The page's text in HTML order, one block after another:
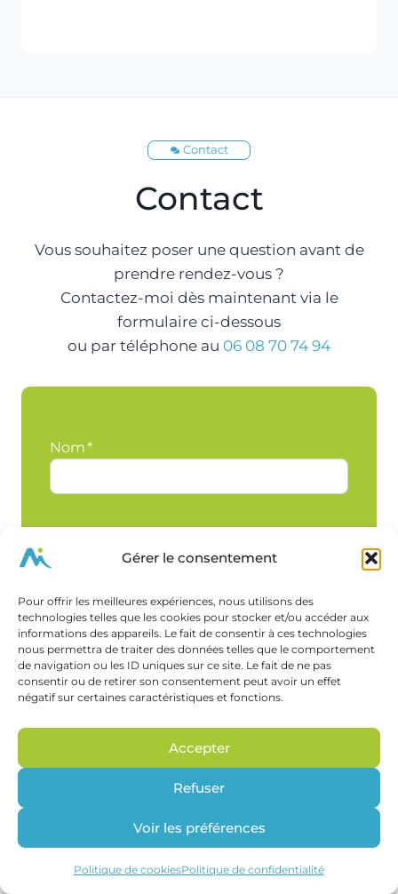
Gérer le consentement
Pour offrir les meilleures expériences, nous utilisons des
technologies telles que les cookies pour stocker et/ou accéder aux
informations des appareils. Le fait de consentir à ces technologies
nous permettra de traiter des données telles que le comportement
de navigation ou les ID uniques sur ce site. Le fait de ne pas
consentir ou de retirer son consentement peut avoir un effet
négatif sur certaines caractéristiques et fonctions.
Accepter
Refuser
Voir les préférences
Politique de cookiesPolitique de confidentialité
Contact
Contact
Vous souhaitez poser une question avant de
prendre rendez-vous ?
Contactez-moi dès maintenant via le
formulaire ci-dessous
ou par téléphone au 06 08 70 74 94
Nom*
Email *
Message*
Envoyer ma demande